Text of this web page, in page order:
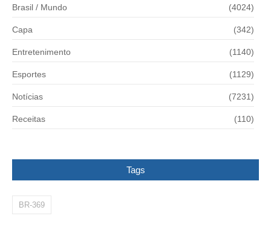
Brasil / Mundo (4024)
Capa (342)
Entretenimento (1140)
Esportes (1129)
Notícias (7231)
Receitas (110)
Tags
BR-369